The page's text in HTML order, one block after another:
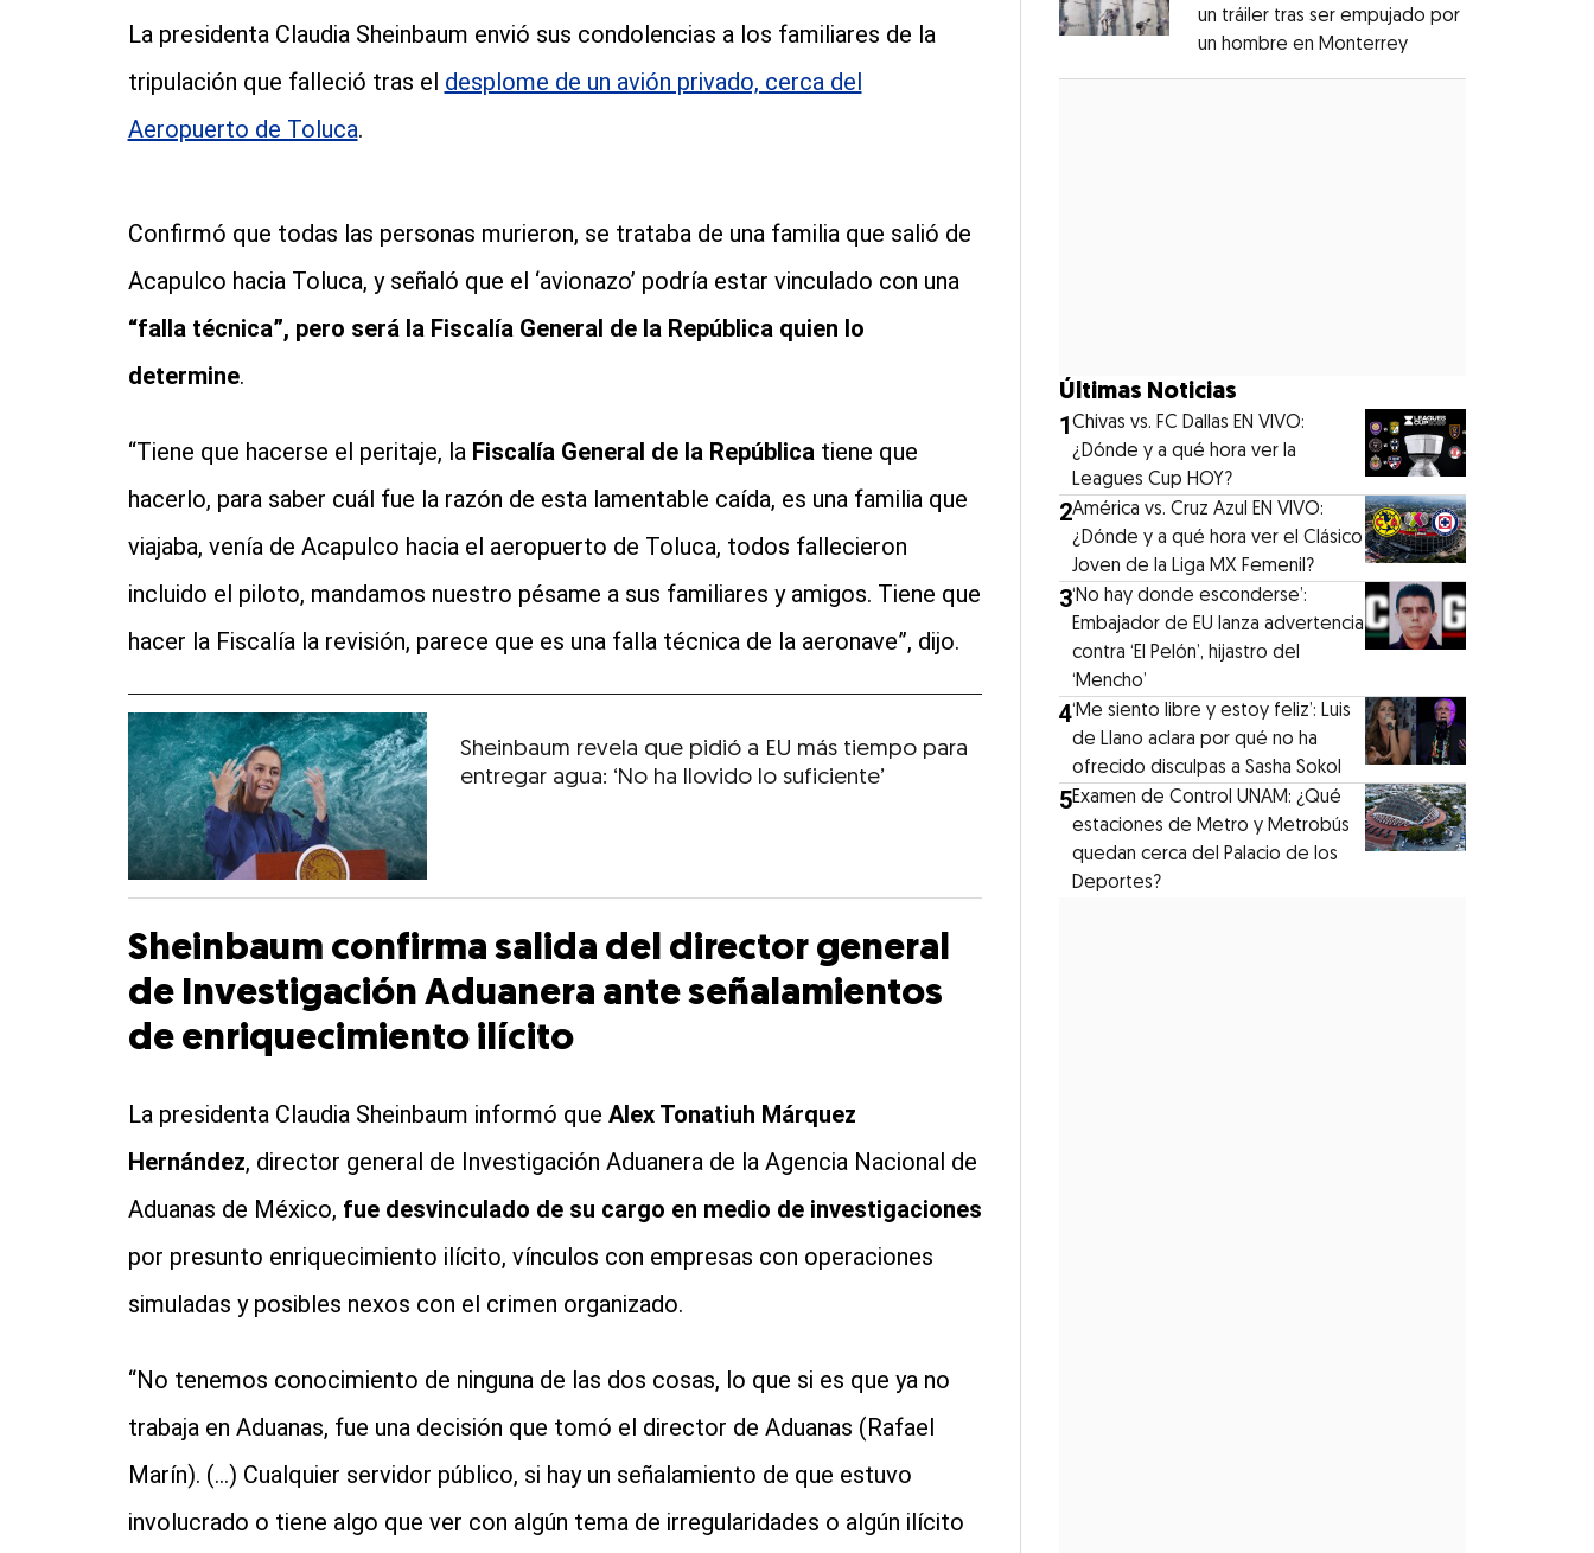
La presidenta Claudia Sheinbaum envió sus condolencias a los familiares de la
tripulación que falleció tras el desplome de un avión privado, cerca del
Aeropuerto de Toluca.
Confirmó que todas las personas murieron, se trataba de una familia que salió de
Acapulco hacia Toluca, y señaló que el ‘avionazo’ podría estar vinculado con una
“falla técnica”, pero será la Fiscalía General de la República quien lo
determine.
“Tiene que hacerse el peritaje, la Fiscalía General de la Repúblicatiene que
hacerlo, para saber cuál fue la razón de esta lamentable caída, es una familia que
viajaba, venía de Acapulco hacia el aeropuerto de Toluca, todos fallecieron
incluido el piloto, mandamos nuestro pésame a sus familiares y amigos. Tiene que
hacer la Fiscalía la revisión, parece que es una falla técnica de la aeronave”, dijo.
Sheinbaum revela que pidió a EU más tiempo para
entregar agua: ‘No ha llovido lo suficiente’
Sheinbaum confirma salida del director general
de Investigación Aduanera ante señalamientos
de enriquecimiento ilícito
La presidenta Claudia Sheinbaum informó que Alex Tonatiuh Márquez
Hernández, director general de Investigación Aduanera de la Agencia Nacional de
Aduanas de México, fue desvinculado de su cargo en medio de investigaciones
por presunto enriquecimiento ilícito, vínculos con empresas con operaciones
simuladas y posibles nexos con el crimen organizado.
“No tenemos conocimiento de ninguna de las dos cosas, lo que si es que ya no
trabaja en Aduanas, fue una decisión que tomó el director de Aduanas (Rafael
Marín). (...) Cualquier servidor público, si hay un señalamiento de que estuvo
involucrado o tiene algo que ver con algún tema de irregularidades o algún ilícito
Opens in new window
un tráiler tras ser empujado por
un hombre en MonterreyOpens in new
Últimas Noticias
1Chivas vs. FC Dallas EN VIVO:
¿Dónde y a qué hora ver la
Leagues Cup HOY?
2América vs. Cruz Azul EN VIVO:
¿Dónde y a qué hora ver el Clásico
Joven de la Liga MX Femenil?
3‘No hay donde esconderse’:
Embajador de EU lanza advertencia
contra ‘El Pelón’, hijastro del
‘Mencho’
4‘Me siento libre y estoy feliz’: Luis
de Llano aclara por qué no ha
ofrecido disculpas a Sasha Sokol
5Examen de Control UNAM: ¿Qué
estaciones de Metro y Metrobús
quedan cerca del Palacio de los
Deportes?